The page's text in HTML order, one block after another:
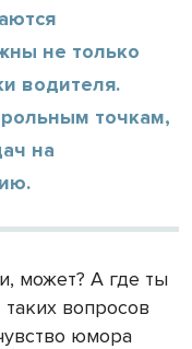
не только
водителя.
точкам,
на
может? А где ты
вопросов
юмора